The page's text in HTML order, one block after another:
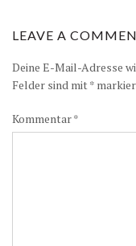
LEAVE A
Deine E-Mail-Adresse
Felder sind mit *
Kommentar*